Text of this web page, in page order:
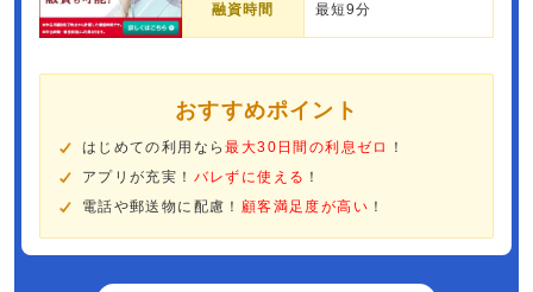
融資時間 最短9分
おすすめポイント
はじめての利用なら最大30日間の利息ゼロ
！
アプリが充実！ バレずに使える ！
電話や郵送物に配慮！ 顧客満足度が高い ！